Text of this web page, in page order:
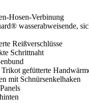
Hosen-Verbinung
wasserabweisende,
Reißverschlüsse
Schrittnaht
gefütterte
mit Schnürsenkelhaken